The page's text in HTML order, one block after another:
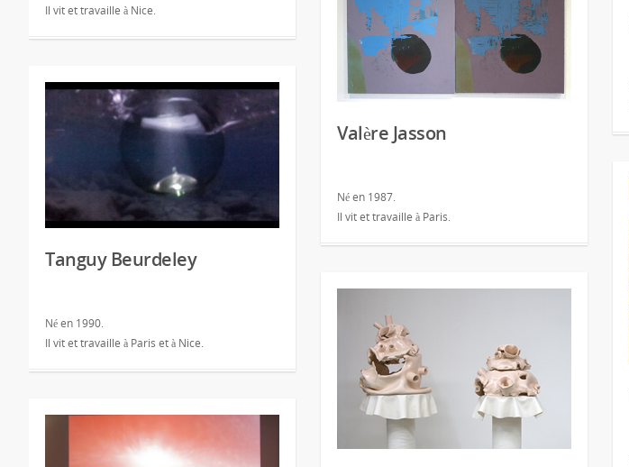
Il vit et travaille à Nice.
Valère Jasson
Né en 1987.
Il vit et travaille à Paris.
Tanguy Beurdeley
Né en 1990.
Il vit et travaille à Paris et à Nice.